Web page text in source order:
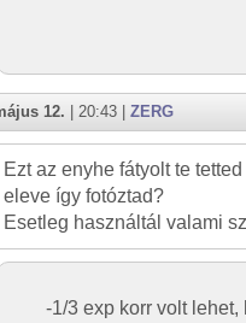
12. | 20:43 | ZERG
Ezt az enyhe fátyolt te
eleve így fotóztad?
Esetleg használtál valami
-1/3 exp korr volt